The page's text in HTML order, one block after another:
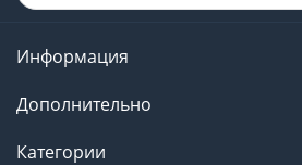
Информация
Дополнительно
Категории